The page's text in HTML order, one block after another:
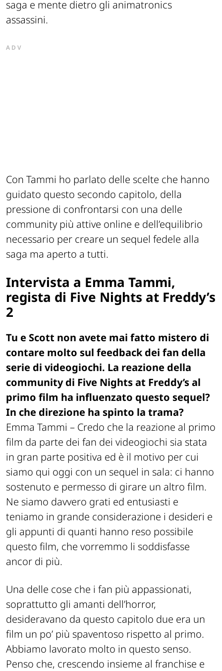
saga e mente dietro gli animatronics
assassini.
ADV
Con Tammi ho parlato delle scelte che hanno
guidato questo secondo capitolo, della
pressione di confrontarsi con una delle
community più attive online e dell’equilibrio
necessario per creare un sequel fedele alla
saga ma aperto a tutti.
Intervista a Emma Tammi,
regista di Five Nights at Freddy’s
2
Tu e Scott non avete mai fatto mistero di
contare molto sul feedback dei fan della
serie di videogiochi. La reazione della
community di Five Nights at Freddy’s al
primo film ha influenzato questo sequel?
In che direzione ha spinto la trama?
Emma Tammi – Credo che la reazione al primo
film da parte dei fan dei videogiochi sia stata
in gran parte positiva ed è il motivo per cui
siamo qui oggi con un sequel in sala: ci hanno
sostenuto e permesso di girare un altro film.
Ne siamo davvero grati ed entusiasti e
teniamo in grande considerazione i desideri e
gli appunti di quanti hanno reso possibile
questo film, che vorremmo li soddisfasse
ancor di più.
Una delle cose che i fan più appassionati,
soprattutto gli amanti dell’horror,
desideravano da questo capitolo due era un
film un po’ più spaventoso rispetto al primo.
Abbiamo lavorato molto in questo senso.
Penso che, crescendo insieme al franchise e